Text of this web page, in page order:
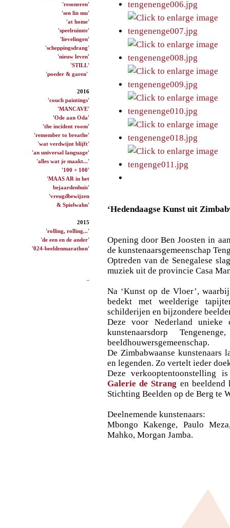
'resoneren'
'sen lin mu'
'at home'
'speelruimte'
'lievelingen'
'scheppingsdrang'
'nieuw leven'
'STILL'
'poeder & garen'
2016
'couch paintings'
'MANCAVE'
'Ode aan Oda'
'the incident room'
'remember to breathe'
'wat verdwijnt blijft'
'an universal language'
'alles wat je maakt...'
'100 + 100'
'MAAS AR in het
bejaardenhuis'
'vreugdbewijzen
& Spielwahn'
2015
'rolling, rolling...'
'de een en de ander'
'024-beeldenmarathon'
‘Hedendaagse Kunst uit
Opening door Ben Joosten in
de kunstenaarsgemeenschap
Optreden van de Senegalese
muziek uit de provincie Casa
Na ‘Kunst op de Vloer’,
bedekt met weelderige
schilderijen en bijzondere
Deze voor Nederland
kunstenaarsdorp
beeldhouwersgemeenschap.
De Zimbabwaanse kunstenaars
en legenden. Zo vertelt ieder
Deze verkooptentoonstelling
Galerie de Strang en beeldend
Stichting Beelden op de Berg te
Deelnemende kunstenaars:
Mbongo Kakenge, Paulo
Mahko, Morgan Jamba.